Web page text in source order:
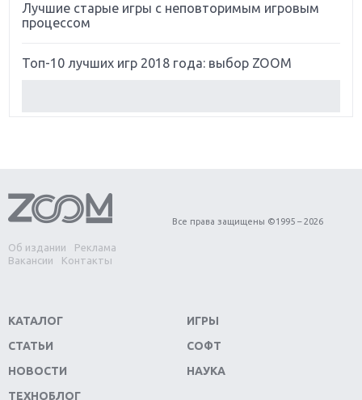
Лучшие старые игры с неповторимым игровым
процессом
Топ-10 лучших игр 2018 года: выбор ZOOM
Обзор игры Forza Horizon 4: вершина эволюции
Две важных новинки для консолей: Spider-Man и
Divinity Original Sin 2
Switch
Обзор игры The Crew 2: покорение Америки
Об издании
Реклама
Вакансии
Контакты
Все права защищены ©1995 – 2026
КАТАЛОГ
СТАТЬИ
НОВОСТИ
ТЕХНОБЛОГ
ИГРЫ
СОФТ
НАУКА